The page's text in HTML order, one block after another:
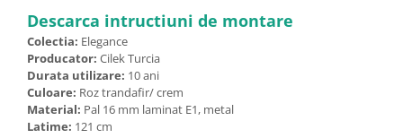
Descarca intructiuni de montare
Colectia: Elegance
Producator: Cilek Turcia
Durata utilizare: 10 ani
Culoare: Roz trandafir/ crem
Material: Pal 16 mm laminat E1, metal
Latime: 121 cm